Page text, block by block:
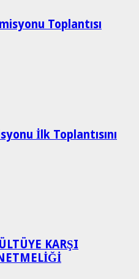
Toplantısı
İlk Toplantısını
KARŞI